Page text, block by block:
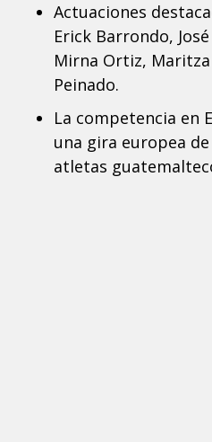
Actuaciones
Erick Barrondo,
Mirna Ortiz,
Peinado.
La competencia en
una gira europea
atletas